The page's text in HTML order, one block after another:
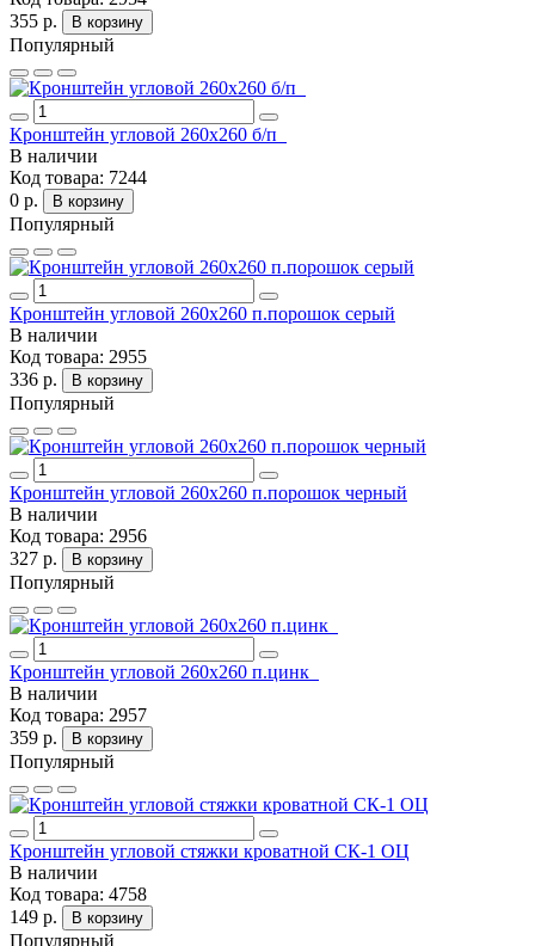
355 р.
В корзину
Популярный
Кронштейн угловой 260х260 б/п
В наличии
Код товара: 7244
0 р.
В корзину
Популярный
Кронштейн угловой 260х260 п.порошок серый
В наличии
Код товара: 2955
336 р.
В корзину
Популярный
Кронштейн угловой 260х260 п.порошок черный
В наличии
Код товара: 2956
327 р.
В корзину
Популярный
Кронштейн угловой 260х260 п.цинк
В наличии
Код товара: 2957
359 р.
В корзину
Популярный
Кронштейн угловой стяжки кроватной СК-1 ОЦ
В наличии
Код товара: 4758
149 р.
В корзину
Популярный